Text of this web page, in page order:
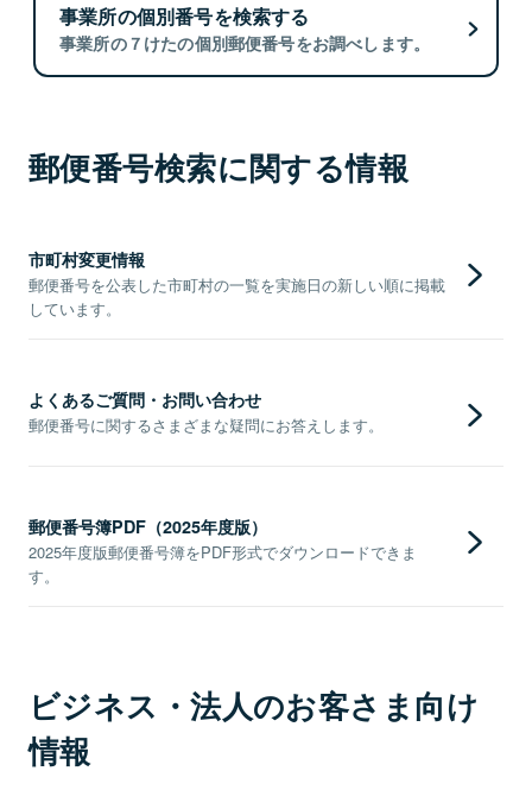
事業所の個別番号を検索する
事業所の７けたの個別郵便番号をお調べします。
郵便番号検索に関する情報
市町村変更情報
郵便番号を公表した市町村の一覧を実施日の新しい順に掲載
しています。
よくあるご質問・お問い合わせ
郵便番号に関するさまざまな疑問にお答えします。
郵便番号簿PDF（2025年度版）
2025年度版郵便番号簿をPDF形式でダウンロードできま
す。
ビジネス・法人のお客さま向け
情報